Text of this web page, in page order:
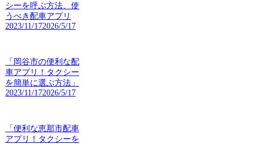
シーを呼ぶ方法、使
うべき配車アプリ
2023/11/172026/5/17
「岡谷市の便利な配
車アプリ！タクシー
を簡単に選ぶ方法」
2023/11/172026/5/17
「便利な恵那市配車
アプリ！タクシーを